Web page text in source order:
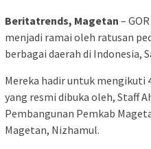
Beritatrends, Magetan –
menjadi ramai oleh ratusan
berbagai daerah di Indonesia,
Mereka hadir untuk mengikuti
yang resmi dibuka oleh, Staff
Pembangunan Pemkab
Magetan, Nizhamul.